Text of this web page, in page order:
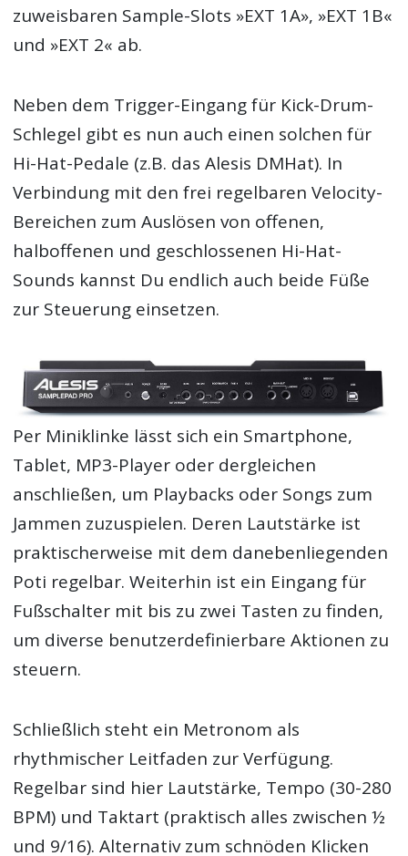
zuweisbaren Sample-Slots »EXT 1A», »EXT 1B«
und »EXT 2« ab.
Neben dem Trigger-Eingang für Kick-Drum-
Schlegel gibt es nun auch einen solchen für
Hi-Hat-Pedale (z.B. das Alesis DMHat). In
Verbindung mit den frei regelbaren Velocity-
Bereichen zum Auslösen von offenen,
halboffenen und geschlossenen Hi-Hat-
Sounds kannst Du endlich auch beide Füße
zur Steuerung einsetzen.
Per Miniklinke lässt sich ein Smartphone,
Tablet, MP3-Player oder dergleichen
anschließen, um Playbacks oder Songs zum
Jammen zuzuspielen. Deren Lautstärke ist
praktischerweise mit dem danebenliegenden
Poti regelbar. Weiterhin ist ein Eingang für
Fußschalter mit bis zu zwei Tasten zu finden,
um diverse benutzerdefinierbare Aktionen zu
steuern.
Schließlich steht ein Metronom als
rhythmischer Leitfaden zur Verfügung.
Regelbar sind hier Lautstärke, Tempo (30-280
BPM) und Taktart (praktisch alles zwischen ½
und 9/16). Alternativ zum schnöden Klicken